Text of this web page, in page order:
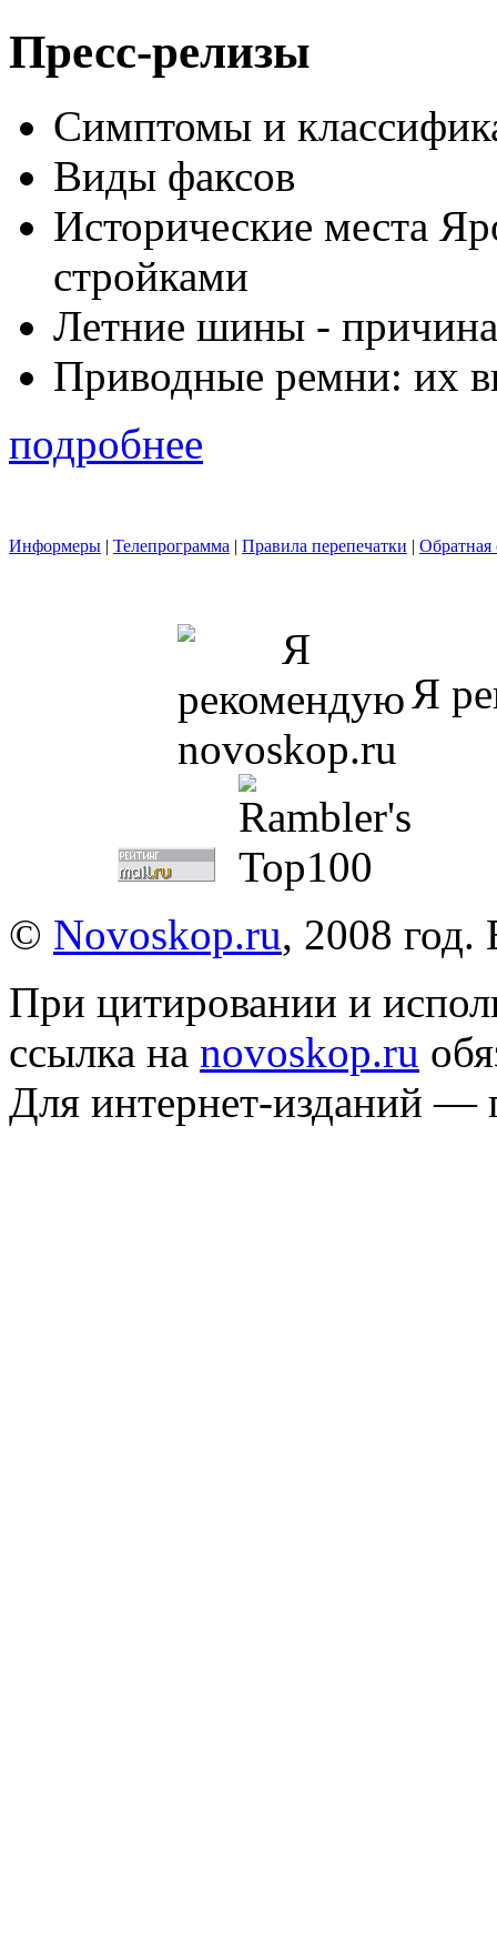
Пресс-релизы
Симптомы и
Виды факсов
Исторические места
стройками
Летние шины -
Приводные ремни: их
подробнее
Информеры | Телепрограмма | Правила перепечатки | Обратная
Я
© Novoskop.ru, 2008
При цитировании и
ссылка на novoskop.ru
Для интернет-изданий —